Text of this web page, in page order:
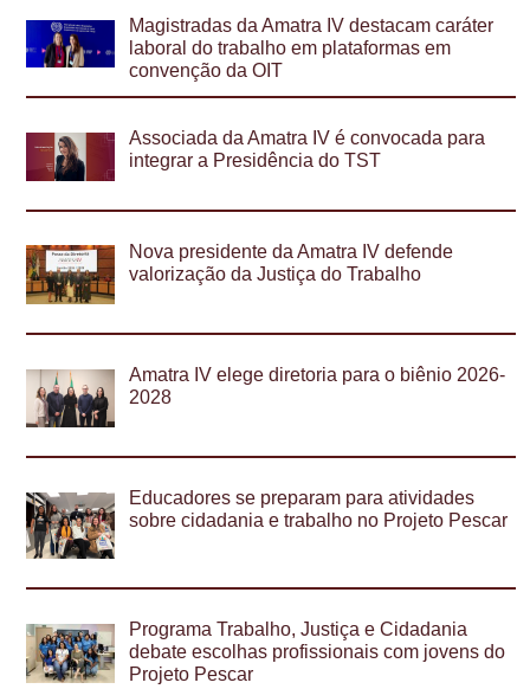
Magistradas da Amatra IV destacam caráter
laboral do trabalho em plataformas em
convenção da OIT
Associada da Amatra IV é convocada para
integrar a Presidência do TST
Nova presidente da Amatra IV defende
valorização da Justiça do Trabalho
Amatra IV elege diretoria para o biênio 2026-
2028
Educadores se preparam para atividades
sobre cidadania e trabalho no Projeto Pescar
Programa Trabalho, Justiça e Cidadania
debate escolhas profissionais com jovens do
Projeto Pescar